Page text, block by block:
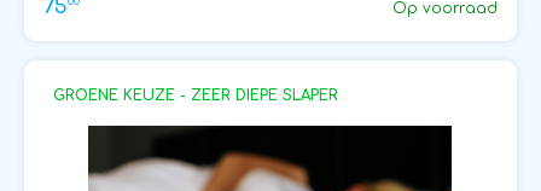
75 Op voorraad
GROENE KEUZE - ZEER DIEPE SLAPER